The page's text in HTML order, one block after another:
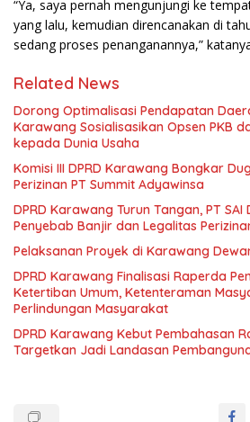
“Ya, saya pernah mengunjungi ke
yang lalu, kemudian direncanakan di
sedang proses penanganannya,”
Related News
Dorong Optimalisasi Pendapatan
Karawang Sosialisasikan Opsen PKB
kepada Dunia Usaha
Komisi III DPRD Karawang Bongkar
Perizinan PT Summit Adyawinsa
DPRD Karawang Turun Tangan, PT
Penyebab Banjir dan Legalitas
Pelaksanan Proyek di Karawang
DPRD Karawang Finalisasi Raperda
Ketertiban Umum, Ketenteraman
Perlindungan Masyarakat
DPRD Karawang Kebut Pembahasan
Targetkan Jadi Landasan